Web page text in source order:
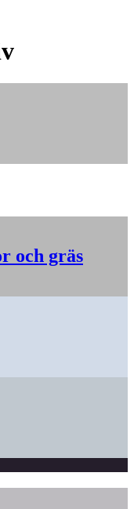
och gräs